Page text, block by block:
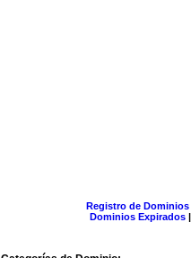
Registro de Dominios
Dominios Expirados |